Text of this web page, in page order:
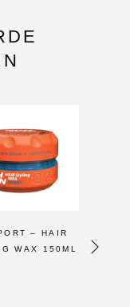
– HAIR
WAX 150ML